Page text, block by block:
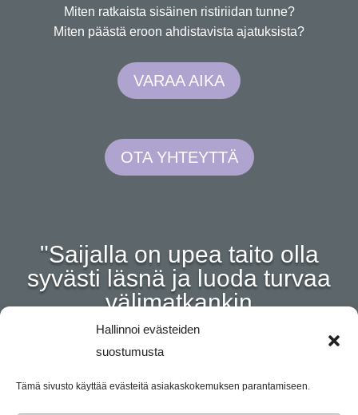
Hallinnoi evästeiden
suostumusta
Tämä sivusto käyttää evästeitä asiakaskokemuksen parantamiseen.
Miten ratkaista sisäinen ristiriidan tunne?
Miten päästä eroon ahdistavista ajatuksista?
VARAA AIKA
OTA YHTEYTTÄ
"Saijalla on upea taito olla
syvästi läsnä ja luoda turvaa
välimatkankin
päästä."